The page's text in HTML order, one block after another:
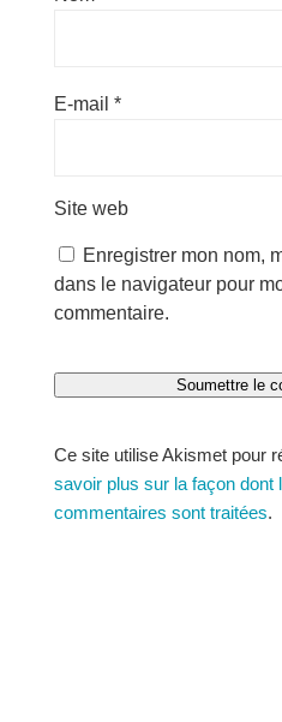
E-mail *
Site web
Enregistrer mon nom,
dans le navigateur pour
commentaire.
Soumettre le
Ce site utilise Akismet pour
savoir plus sur la façon dont
commentaires sont traitées.